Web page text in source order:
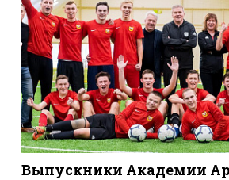
Выпускники Академии